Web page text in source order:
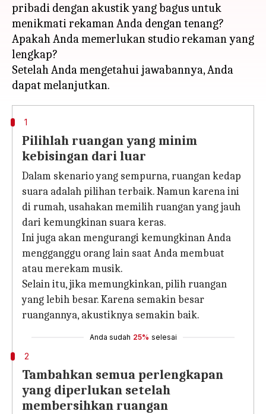
pribadi dengan akustik yang bagus untuk
menikmati rekaman Anda dengan tenang?
Apakah Anda memerlukan studio rekaman yang
lengkap?
Setelah Anda mengetahui jawabannya, Anda
1
Pilihlah ruangan yang minim
kebisingan dari luar
Dalam skenario yang sempurna, ruangan kedap
suara adalah pilihan terbaik. Namun karena ini
di rumah, usahakan memilih ruangan yang jauh
dari kemungkinan suara keras.
Ini juga akan mengurangi kemungkinan Anda
mengganggu orang lain saat Anda membuat
atau merekam musik.
Selain itu, jika memungkinkan, pilih ruangan
yang lebih besar. Karena semakin besar
ruangannya, akustiknya semakin baik.
Anda sudah 25% selesai
2
Tambahkan semua perlengkapan
yang diperlukan setelah
membersihkan ruangan